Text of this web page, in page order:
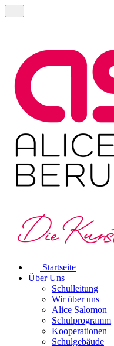
Startseite
Über Uns
Schulleitung
Wir über uns
Alice Salomon
Schulprogramm
Kooperationen
Schulgebäude